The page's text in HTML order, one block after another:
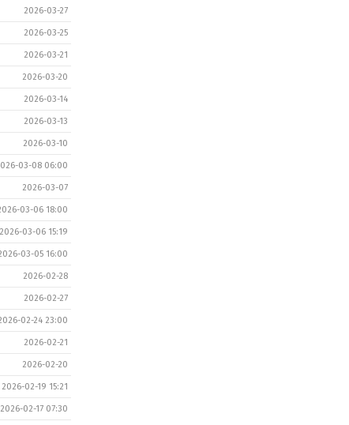
2026-03-27
2026-03-25
2026-03-21
2026-03-20
2026-03-14
2026-03-13
2026-03-10
03-08 06:00
2026-03-07
03-06 18:00
2026-03-06 15:19
03-05 16:00
2026-02-28
2026-02-27
02-24 23:00
2026-02-21
2026-02-20
2026-02-19 15:21
2026-02-17 07:30